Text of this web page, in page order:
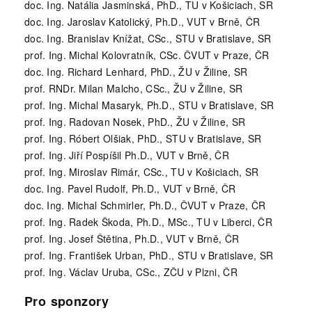
doc. Ing. Natália Jasminská, PhD., TU v Košiciach, SR
doc. Ing. Jaroslav Katolický, Ph.D., VUT v Brně, ČR
doc. Ing. Branislav Knížat, CSc., STU v Bratislave, SR
prof. Ing. Michal Kolovratník, CSc. ČVUT v Praze, ČR
doc. Ing. Richard Lenhard, PhD., ŽU v Žiline, SR
prof. RNDr. Milan Malcho, CSc., ŽU v Žiline, SR
prof. Ing. Michal Masaryk, Ph.D., STU v Bratislave, SR
prof. Ing. Radovan Nosek, PhD., ŽU v Žiline, SR
prof. Ing. Róbert Olšiak, PhD., STU v Bratislave, SR
prof. Ing. Jiří Pospíšil Ph.D., VUT v Brně, ČR
prof. Ing. Miroslav Rimár, CSc., TU v Košiciach, SR
doc. Ing. Pavel Rudolf, Ph.D., VUT v Brně, ČR
doc. Ing. Michal Schmirler, Ph.D., ČVUT v Praze, ČR
prof. Ing. Radek Škoda, Ph.D., MSc., TU v Liberci, ČR
prof. Ing. Josef Štětina, Ph.D., VUT v Brně, ČR
prof. Ing. František Urban, PhD., STU v Bratislave, SR
prof. Ing. Václav Uruba, CSc., ZČU v Plzni, ČR
Pro sponzory